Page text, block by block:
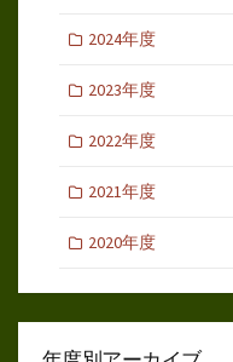
2024年度
2023年度
2022年度
2021年度
2020年度